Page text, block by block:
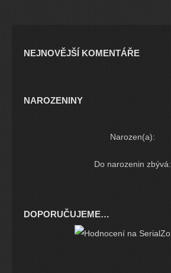
NEJNOVĚJŠÍ KOMENTÁŘE
NAROZENINY
Narozen(a):
Do narozenin zbývá:
DOPORUČUJEME…